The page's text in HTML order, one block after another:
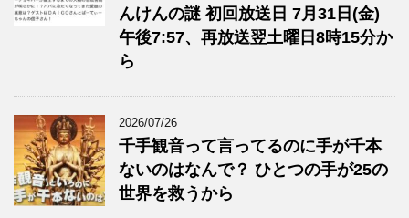
んけんの謎 初回放送日 7月31日(金)
午後7:57、再放送翌土曜日8時15分か
ら
2026/07/26
千手観音って言ってるのに手が千本
ないのはなんで？ ひとつの手が25の
世界を救うから